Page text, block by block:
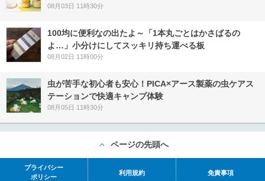
08月03日 11時30分
100均に便利なの出たよ～「1本丸ごとはかさばるの
よ…」小分けにしてスッキリ持ち運べる板
08月02日 11時00分
虫が苦手な初心者も安心！PICA×アース製薬の虫ケアス
テーションで快適キャンプ体験
08月05日 11時30分
ページの先頭へ
プライバシー
ポリシー
利用規約 免責事項